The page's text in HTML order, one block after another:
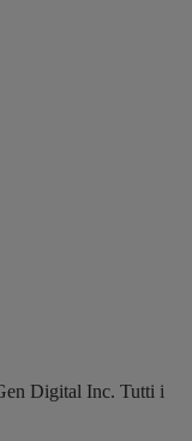
Digital Inc. Tutti i